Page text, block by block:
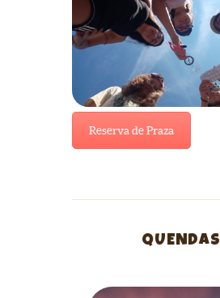
Reserva de Praza
QUENDAS